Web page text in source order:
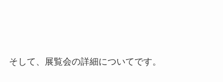
そして、展覧会の詳細についてです。